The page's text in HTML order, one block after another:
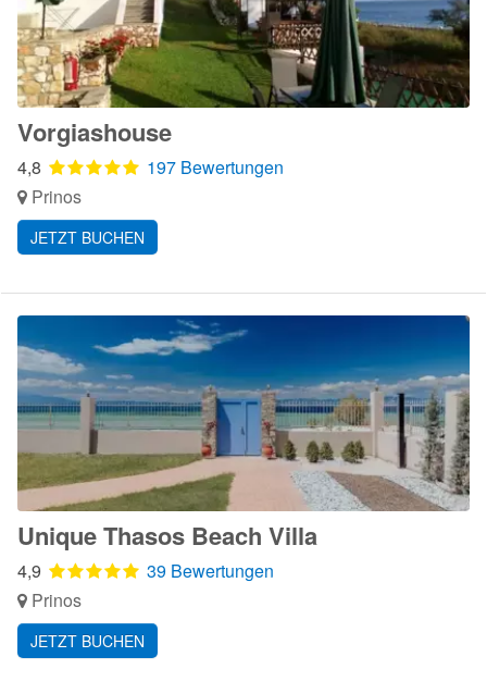
Vorgiashouse
4,8
197 Bewertungen
Prinos
JETZT BUCHEN
Unique Thasos Beach Villa
4,9
39 Bewertungen
Prinos
JETZT BUCHEN